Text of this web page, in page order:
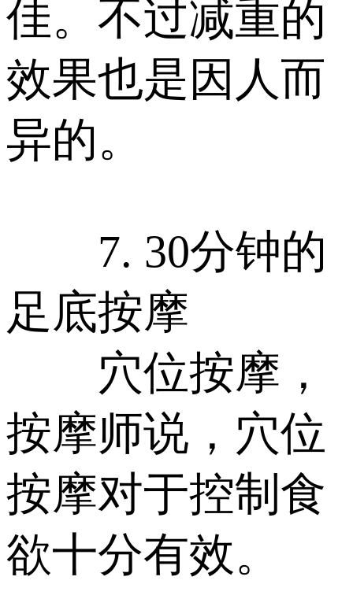
佳。不过减重的
效果也是因人而
异的。
7. 30分钟的
足底按摩
穴位按摩，
按摩师说，穴位
按摩对于控制食
欲十分有效。